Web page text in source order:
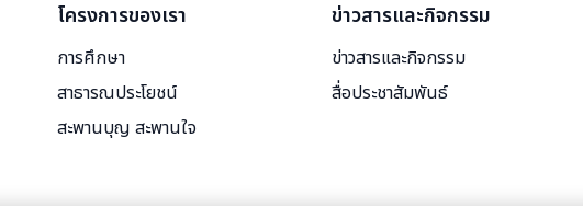
โครงการของเรา
การศึกษา
สาธารณประโยชน์
สะพานบุญ สะพานใจ
ข่าวสารและกิจกรรม
ข่าวสารและกิจกรรม
สื่อประชาสัมพันธ์